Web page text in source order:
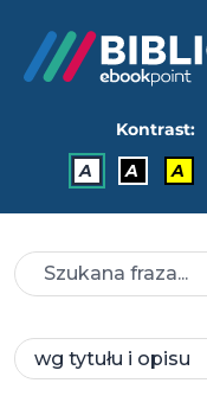
Kontrast:
A
A A